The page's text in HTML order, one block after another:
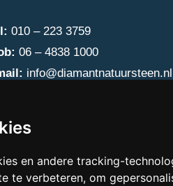
en andere tracking-
te verbeteren, om
010 – 223 3759
06 – 4838 1000
info@diamantnatuursteen.nl